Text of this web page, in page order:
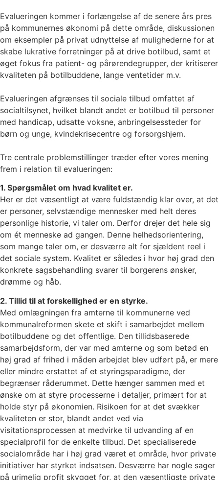
Evalueringen kommer i forlængelse af de senere års pres
på kommunernes økonomi på dette område, diskussionen
om eksempler på privat udnyttelse af mulighederne for at
skabe lukrative forretninger på at drive botilbud, samt et
øget fokus fra patient- og pårørendegrupper, der kritiserer
kvaliteten på botilbuddene, lange ventetider m.v.
Evalueringen afgrænses til sociale tilbud omfattet af
socialtilsynet, hvilket blandt andet er botilbud til personer
med handicap, udsatte voksne, anbringelsessteder for
børn og unge, kvindekrisecentre og forsorgshjem.
Tre centrale problemstillinger træder efter vores mening
frem i relation til evalueringen:
1. Spørgsmålet om hvad kvalitet er.
Her er det væsentligt at være fuldstændig klar over, at det
er personer, selvstændige mennesker med helt deres
personlige historie, vi taler om. Derfor drejer det hele sig
om ét menneske ad gangen. Denne helhedsorientering,
som mange taler om, er desværre alt for sjældent reel i
det sociale system. Kvalitet er således i hvor høj grad den
konkrete sagsbehandling svarer til borgerens ønsker,
drømme og håb.
2. Tillid til at forskellighed er en styrke.
Med omlægningen fra amterne til kommunerne ved
kommunalreformen skete et skift i samarbejdet mellem
botilbuddene og det offentlige. Den tillidsbaserede
samarbejdsform, der var med amterne og som betød en
høj grad af frihed i måden arbejdet blev udført på, er mere
eller mindre erstattet af et styringsparadigme, der
begrænser råderummet. Dette hænger sammen med et
ønske om at styre processerne i detaljer, primært for at
holde styr på økonomien. Risikoen for at det svækker
kvaliteten er stor, blandt andet ved via
visitationsprocessen at medvirke til udvanding af en
specialprofil for de enkelte tilbud. Det specialiserede
socialområde har i høj grad været et område, hvor private
initiativer har styrket indsatsen. Desværre har nogle sager
på urimelig profit skygget for, at den væsentligste private